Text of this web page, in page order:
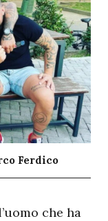
Ferdico
che ha